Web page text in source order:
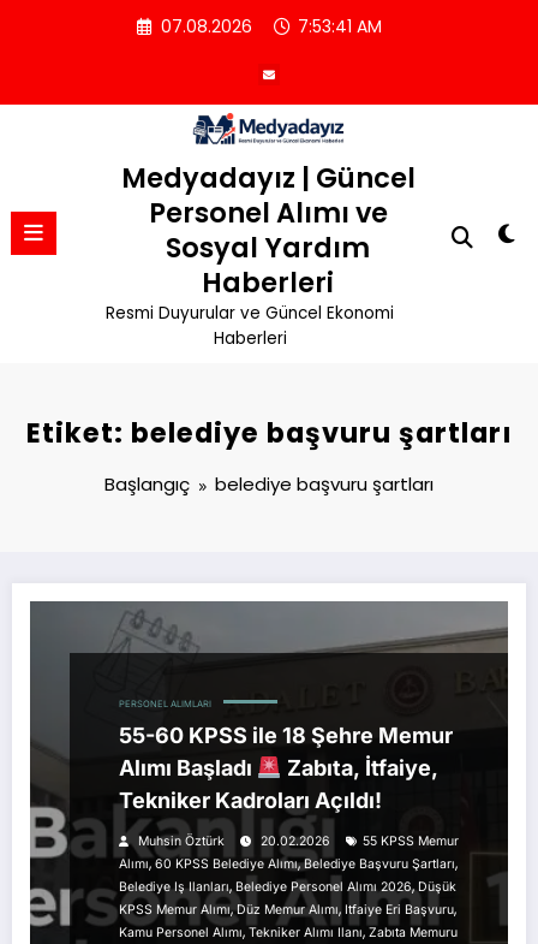
07.08.2026 7:53:42 AM
Medyadayız | Güncel
Personel Alımı ve
Sosyal Yardım
Haberleri
Resmi Duyurular ve Güncel Ekonomi
Haberleri
Etiket: belediye başvuru şartları
Başlangıç belediye başvuru şartları
PERSONEL ALIMLARI
55-60 KPSS ile 18 Şehre Memur
Alımı Başladı
Zabıta, İtfaiye,
Tekniker Kadroları Açıldı!
Muhsin Öztürk 20.02.2026
55 KPSS Memur
Alımı,60 KPSS Belediye Alımı,Belediye Başvuru Şartları,
Belediye Iş Ilanları, Belediye Personel Alımı 2026,Düşük
KPSS Memur Alımı,Düz Memur Alımı, Itfaiye Eri Başvuru,
Kamu Personel Alımı,Tekniker Alımı Ilanı,Zabıta Memuru